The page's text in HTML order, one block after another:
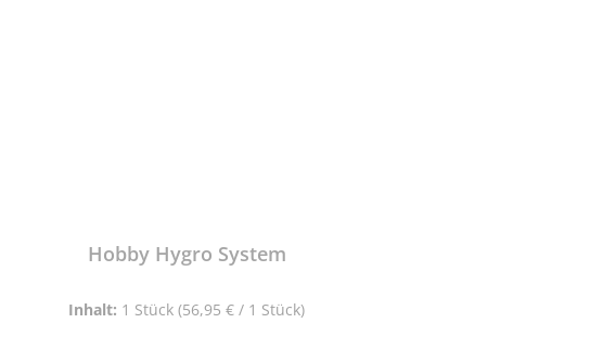
Hobby Hygro System
Inhalt: 1 Stück (56,95 € / 1 Stück)